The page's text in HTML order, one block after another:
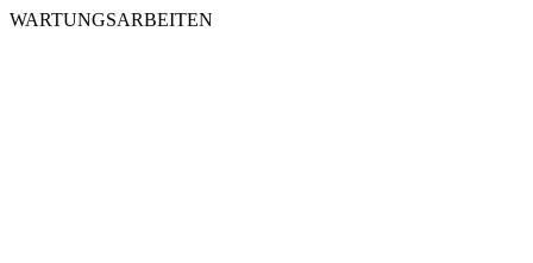
WARTUNGSARBEITEN